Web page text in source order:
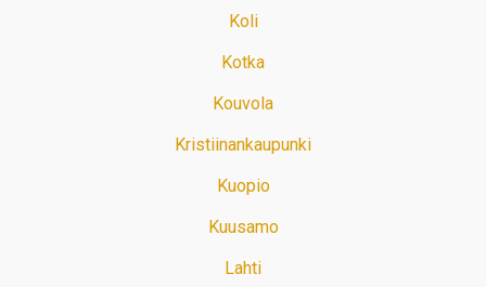
Koli
Kotka
Kouvola
Kristiinankaupunki
Kuopio
Kuusamo
Lahti